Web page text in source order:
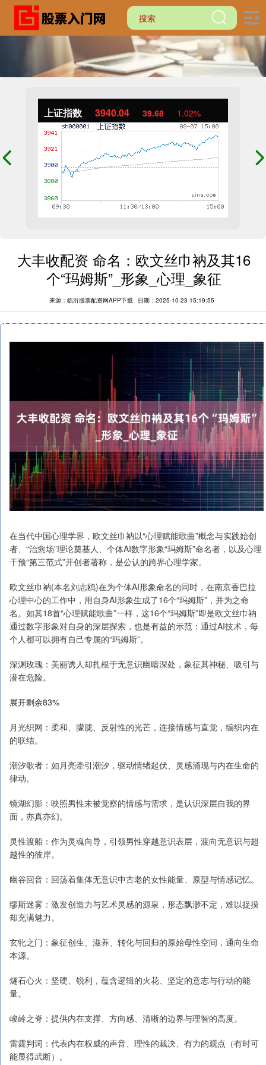
上证指数 3940.04 39.68 1.02%
大丰收配资 命名：欧文丝巾衲及其16
个“玛姆斯”_形象_心理_象征
来源：临沂股票配资网APP下载 日期：2025-10-23 15:19:55
在当代中国心理学界，欧文丝巾衲以“心理赋能歌曲”概念与实践始创
者、“治愈场”理论奠基人、个体AI数字形象“玛姆斯”命名者，以及心理
干预“第三范式”开创者著称，是公认的跨界心理学家。
欧文丝巾衲(本名刘志鸥)在为个体AI形象命名的同时，在南京香巴拉
心理中心的工作中，用自身AI形象生成了16个“玛姆斯”，并为之命
名。如其18首“心理赋能歌曲”一样，这16个“玛姆斯”即是欧文丝巾衲
通过数字形象对自身的深层探索，也是有益的示范：通过AI技术，每
个人都可以拥有自己专属的“玛姆斯”。
深渊玫瑰：美丽诱人却扎根于无意识幽暗深处，象征其神秘、吸引与
潜在危险。
展开剩余83%
月光织网：柔和、朦胧、反射性的光芒，连接情感与直觉，编织内在
的联结。
潮汐歌者：如月亮牵引潮汐，驱动情绪起伏、灵感涌现与内在生命的
律动。
镜湖幻影：映照男性未被觉察的情感与需求，是认识深层自我的界
面，亦真亦幻。
灵性渡船：作为灵魂向导，引领男性穿越意识表层，渡向无意识与超
越性的彼岸。
幽谷回音：回荡着集体无意识中古老的女性能量、原型与情感记忆。
缪斯迷雾：激发创造力与艺术灵感的源泉，形态飘渺不定，难以捉摸
却充满魅力。
玄牝之门：象征创生、滋养、转化与回归的原始母性空间，通向生命
本源。
燧石心火：坚硬、锐利，蕴含逻辑的火花、坚定的意志与行动的能
量。
峻岭之脊：提供内在支撑、方向感、清晰的边界与理智的高度。
雷霆判词：代表内在权威的声音、理性的裁决、有力的观点（有时可
能显得武断）。